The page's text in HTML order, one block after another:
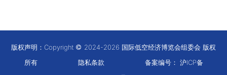
版权声明：Copyright
2024-2026 国际低空经济博览会组委会 版权
所有
隐私条款 备案编号： 沪ICP备